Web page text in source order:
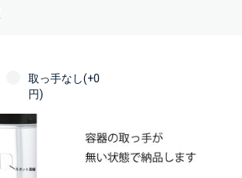
取っ手なし(+0
円)